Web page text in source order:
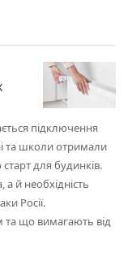
підключення
та школи отримали
для будинків.
й необхідність
Росії.
та що вимагають від